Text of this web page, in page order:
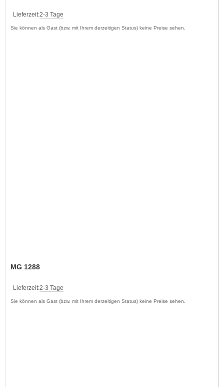
Lieferzeit:2-3 Tage
Sie können als Gast (bzw. mit Ihrem derzeitigen Status) keine Preise sehen.
MG 1288
Lieferzeit:2-3 Tage
Sie können als Gast (bzw. mit Ihrem derzeitigen Status) keine Preise sehen.